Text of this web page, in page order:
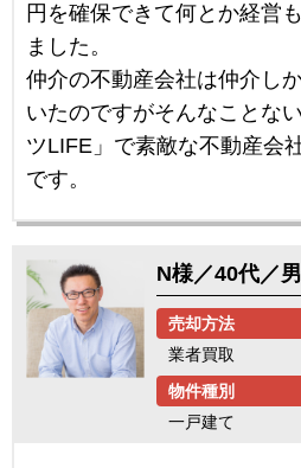
円を確保できて何とか経営
ました。
仲介の不動産会社は仲介し
いたのですがそんなことな
ツLIFE」で素敵な不動産会
です。
N様／40代／
売却方法
業者買取
物件種別
一戸建て